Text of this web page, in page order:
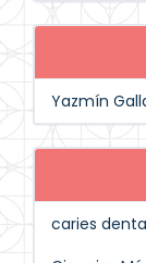
Yazmín
caries